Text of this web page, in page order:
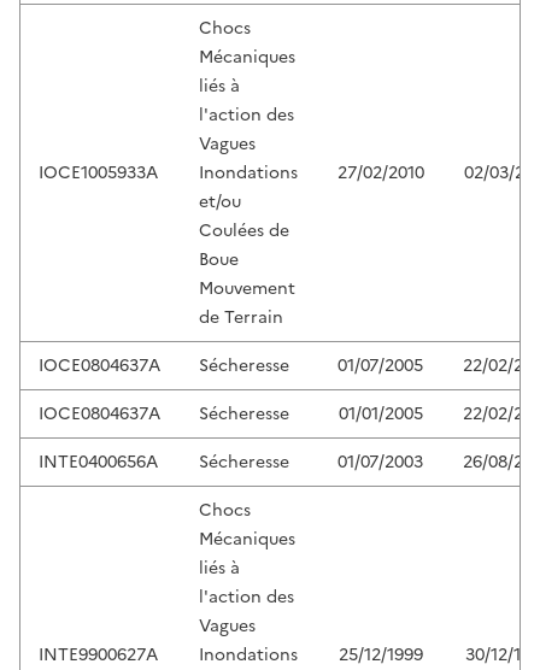
IOCE1005933A
Chocs
Mécaniques
liés à
l'action des
Vagues
Inondations
et/ou
Coulées de
Boue
Mouvement
de Terrain
27/02/2010 02/03/
IOCE0804637A Sécheresse 01/07/2005
22/02/
IOCE0804637A
Sécheresse 01/01/2005
22/02/
INTE0400656A
Sécheresse 01/07/2003 26/08/
INTE9900627A
Chocs
Mécaniques
liés à
l'action des
Vagues
Inondations
25/12/1999 30/12/